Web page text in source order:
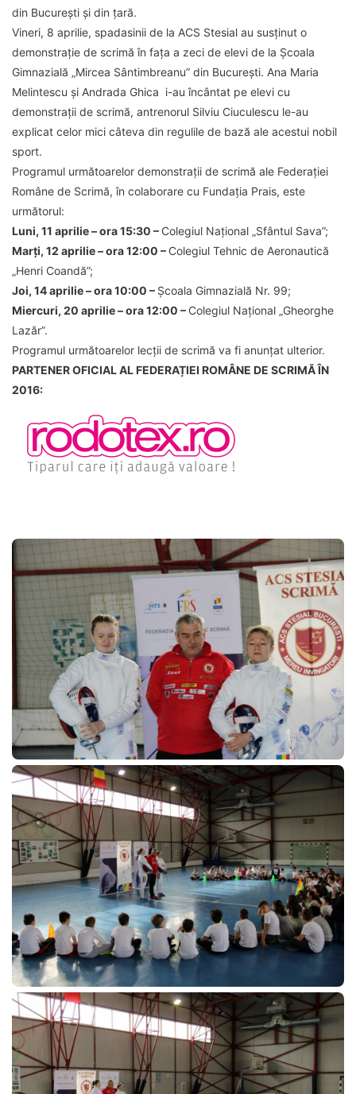
din București și din țară.
Vineri, 8 aprilie, spadasinii de la ACS Stesial au susținut o
demonstrație de scrimă în fața a zeci de elevi de la Școala
Gimnazială „Mircea Sântimbreanu” din București. Ana Maria
Melintescu și Andrada Ghica i-au încântat pe elevi cu
demonstrații de scrimă, antrenorul Silviu Ciuculescu le-au
explicat celor mici câteva din regulile de bază ale acestui nobil
sport.
Programul următoarelor demonstrații de scrimă ale Federației
Române de Scrimă, în colaborare cu Fundația Prais, este
următorul:
Luni, 11 aprilie – ora 15:30 – Colegiul Național „Sfântul Sava”;
Marți, 12 aprilie – ora 12:00 – Colegiul Tehnic de Aeronautică
„Henri Coandă”;
Joi, 14 aprilie – ora 10:00 – Școala Gimnazială Nr. 99;
Miercuri, 20 aprilie – ora 12:00 – Colegiul Național „Gheorghe
Lazăr”.
Programul următoarelor lecții de scrimă va fi anunțat ulterior.
PARTENER OFICIAL AL FEDERAȚIEI ROMÂNE DE SCRIMĂ ÎN
2016: